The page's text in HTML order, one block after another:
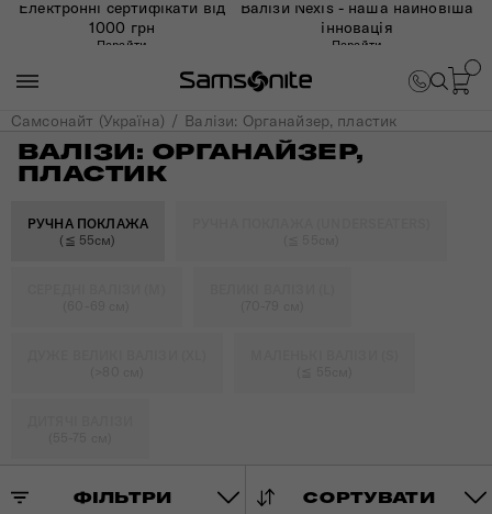
Електронні сертифікати від
1000 грн
Перейти
Валізи Nexis - наша найновіша
інновація
Перейти
Самсонайт (Україна) Валізи: Органайзер, пластик
ВАЛІЗИ: ОРГАНАЙЗЕР,
ПЛАСТИК
РУЧНА ПОКЛАЖА
(≦ 55см)
ФІЛЬТРИ СОРТУВАТИ